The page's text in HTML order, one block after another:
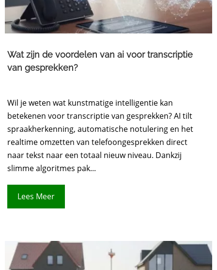
Wat zijn de voordelen van ai voor transcriptie
van gesprekken?
Wil je weten wat kunstmatige intelligentie kan
betekenen voor transcriptie van gesprekken? AI tilt
spraakherkenning, automatische notulering en het
realtime omzetten van telefoongesprekken direct
naar tekst naar een totaal nieuw niveau. Dankzij
slimme algoritmes pak...
Lees Meer